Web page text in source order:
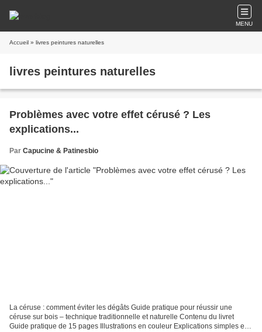
MENU
Accueil » livres peintures naturelles
livres peintures naturelles
Problèmes avec votre effet cérusé ? Les
explications...
Par Capucine & Patinesbio
La céruse : comment éviter les dégâts Guide pratique pour réussir une
céruse sur bois – technique traditionnelle et naturelle Contenu du livret
Guide pratique de 15 pages Illustrations en couleur Explications simples et